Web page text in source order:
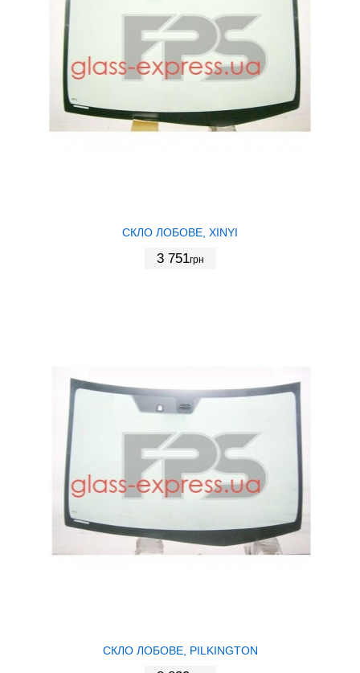
СКЛО ЛОБОВЕ, XINYI
3 751грн
СКЛО ЛОБОВЕ, PILKINGTON